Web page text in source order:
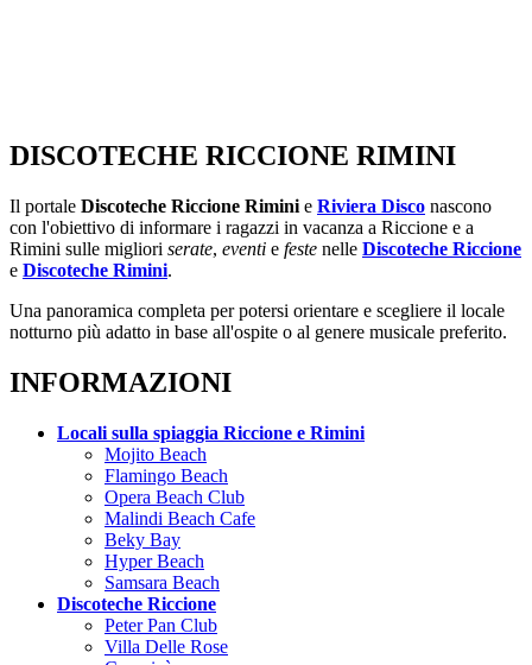
DISCOTECHE RICCIONE RIMINI
Il portale Discoteche Riccione Rimini e Riviera Disco nascono
con l'obiettivo di informare i ragazzi in vacanza a Riccione e a
Rimini sulle migliori serate, eventi e feste nelle Discoteche Riccione
e Discoteche Rimini.
Una panoramica completa per potersi orientare e scegliere il locale
notturno più adatto in base all'ospite o al genere musicale preferito.
INFORMAZIONI
Locali sulla spiaggia Riccione e Rimini
Mojito Beach
Flamingo Beach
Opera Beach Club
Malindi Beach Cafe
Beky Bay
Hyper Beach
Samsara Beach
Discoteche Riccione
Peter Pan Club
Villa Delle Rose